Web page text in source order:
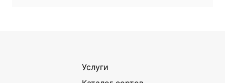
Услуги